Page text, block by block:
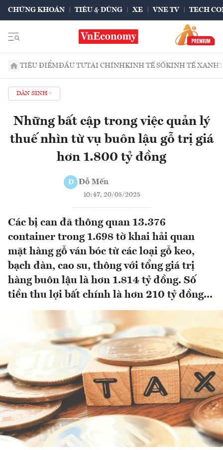
CHỨNG KHOÁN TIÊU & DÙNG XE VNE TV TECH
TIÊU ĐIỂMĐẦU TƯTÀI CHÍNHKINH TẾ SỐKINH TẾ XANH
DÂN SINH
Những bất cập trong việc quản lý
thuế nhìn từ vụ buôn lậu gỗ trị giá
hơn 1.800 tỷ đồng
Đ Đỗ Mến
10:47, 20/05/2025
Các bị can đã thông quan 13.376
container trong 1.698 tờ khai hải quan
mặt hàng gỗ ván bóc từ các loại gỗ keo,
bạch đàn, cao su, thông với tổng giá trị
hàng buôn lậu là hơn 1.814 tỷ đồng. Số
tiền thu lợi bất chính là hơn 210 tỷ đồng...